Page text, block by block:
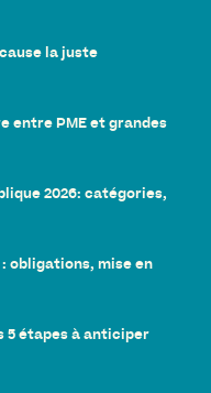
la juste
entre PME et grandes
2026: catégories,
obligations, mise en
5 étapes à anticiper